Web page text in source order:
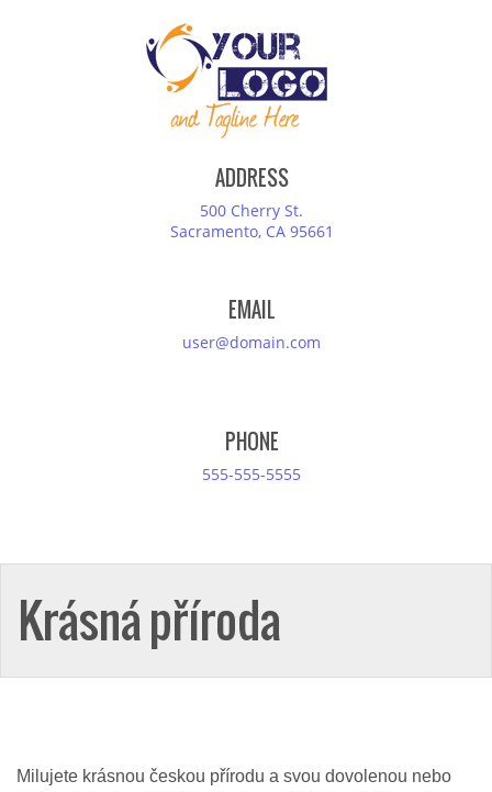
ADDRESS
500 Cherry St.
Sacramento, CA 95661
EMAIL
user@domain.com
PHONE
555-555-5555
Krásná příroda
Milujete krásnou českou přírodu a svou dovolenou nebo